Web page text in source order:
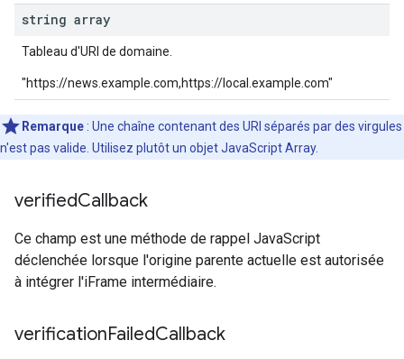
string array
Tableau d'URI de domaine.
"https://news.example.com,https://local.example.com"
Remarque : Une chaîne contenant des URI séparés par des virgules
n'est pas valide. Utilisez plutôt un objet JavaScript Array.
verifiedCallback
Ce champ est une méthode de rappel JavaScript
déclenchée lorsque l'origine parente actuelle est autorisée
à intégrer l'iFrame intermédiaire.
verificationFailedCallback